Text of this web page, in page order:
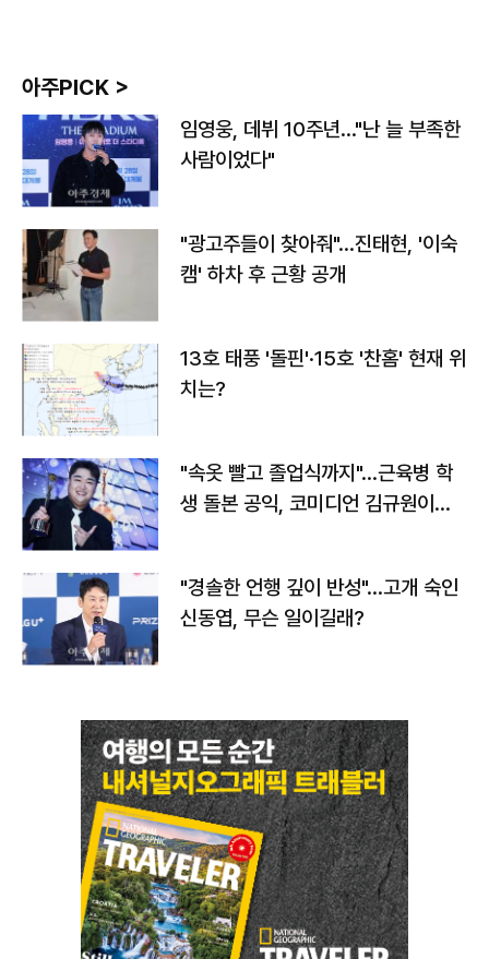
아주PICK >
임영웅, 데뷔 10주년…"난 늘 부족한
사람이었다"
"광고주들이 찾아줘"…진태현, '이숙
캠' 하차 후 근황 공개
13호 태풍 '돌핀'·15호 '찬홈' 현재 위
치는?
"속옷 빨고 졸업식까지"…근육병 학
생 돌본 공익, 코미디언 김규원이었
"경솔한 언행 깊이 반성"…고개 숙인
신동엽, 무슨 일이길래?